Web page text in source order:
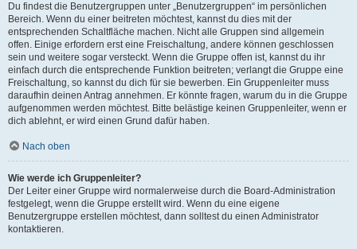
Du findest die Benutzergruppen unter „Benutzergruppen“ im persönlichen
Bereich. Wenn du einer beitreten möchtest, kannst du dies mit der
entsprechenden Schaltfläche machen. Nicht alle Gruppen sind allgemein
offen. Einige erfordern erst eine Freischaltung, andere können geschlossen
sein und weitere sogar versteckt. Wenn die Gruppe offen ist, kannst du ihr
einfach durch die entsprechende Funktion beitreten; verlangt die Gruppe eine
Freischaltung, so kannst du dich für sie bewerben. Ein Gruppenleiter muss
daraufhin deinen Antrag annehmen. Er könnte fragen, warum du in die Gruppe
aufgenommen werden möchtest. Bitte belästige keinen Gruppenleiter, wenn er
dich ablehnt, er wird einen Grund dafür haben.
Nach oben
Wie werde ich Gruppenleiter?
Der Leiter einer Gruppe wird normalerweise durch die Board-Administration
festgelegt, wenn die Gruppe erstellt wird. Wenn du eine eigene
Benutzergruppe erstellen möchtest, dann solltest du einen Administrator
kontaktieren.